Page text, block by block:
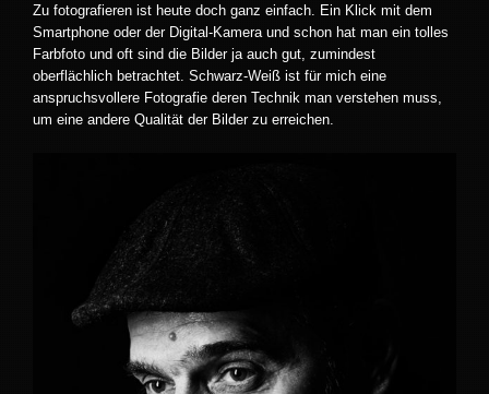
Zu fotografieren ist heute doch ganz einfach. Ein Klick mit dem
Smartphone oder der Digital-Kamera und schon hat man ein tolles
Farbfoto und oft sind die Bilder ja auch gut, zumindest
oberflächlich betrachtet. Schwarz-Weiß ist für mich eine
anspruchsvollere Fotografie deren Technik man verstehen muss,
um eine andere Qualität der Bilder zu erreichen.